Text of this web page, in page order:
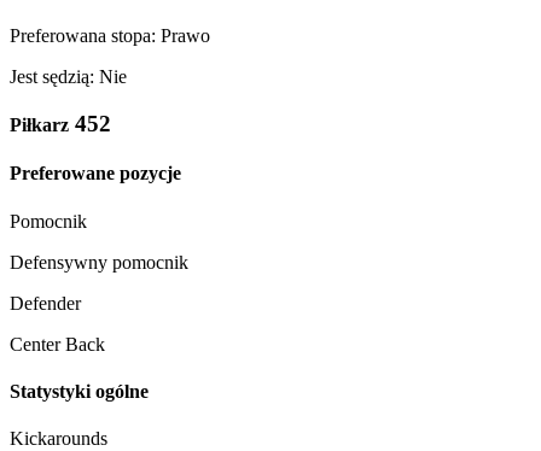
Preferowana stopa: Prawo
Jest sędzią: Nie
Piłkarz 452
Preferowane pozycje
Pomocnik
Defensywny pomocnik
Defender
Center Back
Statystyki ogólne
Kickarounds